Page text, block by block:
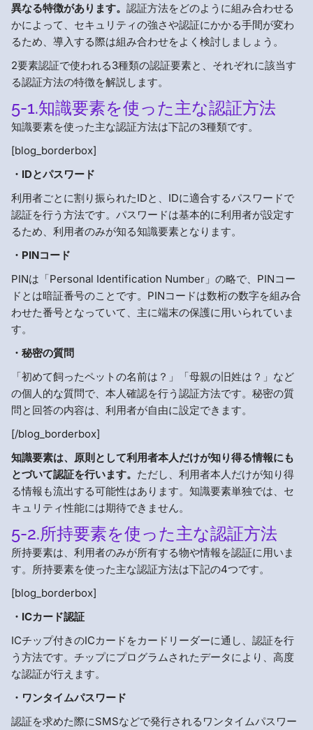
異なる特徴があります。 認証方法をどのように組み合わせる
かによって、セキュリティの強さや認証にかかる手間が変わ
るため、導入する際は組み合わせをよく検討しましょう。
2要素認証で使われる3種類の認証要素と、それぞれに該当す
る認証方法の特徴を解説します。
5-1.知識要素を使った主な認証方法
知識要素を使った主な認証方法は下記の3種類です。
[blog_borderbox]
・IDとパスワード
利用者ごとに割り振られたIDと、IDに適合するパスワードで
認証を行う方法です。パスワードは基本的に利用者が設定す
るため、利用者のみが知る知識要素となります。
・PINコード
PINは「Personal Identification Number」の略で、PINコー
ドとは暗証番号のことです。PINコードは数桁の数字を組み合
わせた番号となっていて、主に端末の保護に用いられていま
す。
・秘密の質問
「初めて飼ったペットの名前は？」「母親の旧姓は？」など
の個人的な質問で、本人確認を行う認証方法です。秘密の質
問と回答の内容は、利用者が自由に設定できます。
[/blog_borderbox]
知識要素は、原則として利用者本人だけが知り得る情報にも
とづいて認証を行います。 ただし、利用者本人だけが知り得
る情報も流出する可能性はあります。知識要素単独では、セ
キュリティ性能には期待できません。
5-2.所持要素を使った主な認証方法
所持要素は、利用者のみが所有する物や情報を認証に用いま
す。所持要素を使った主な認証方法は下記の4つです。
[blog_borderbox]
・ICカード認証
ICチップ付きのICカードをカードリーダーに通し、認証を行
う方法です。チップにプログラムされたデータにより、高度
な認証が行えます。
・ワンタイムパスワード
認証を求めた際にSMSなどで発行されるワンタイムパスワー